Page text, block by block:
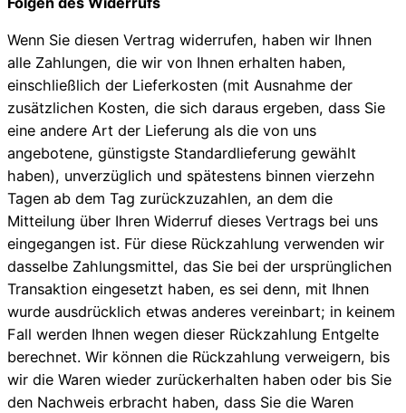
Wenn Sie diesen Vertrag widerrufen, haben wir Ihnen
alle Zahlungen, die wir von Ihnen erhalten haben,
einschließlich der Lieferkosten (mit Ausnahme der
zusätzlichen Kosten, die sich daraus ergeben, dass Sie
eine andere Art der Lieferung als die von uns
angebotene, günstigste Standardlieferung gewählt
haben), unverzüglich und spätestens binnen vierzehn
Tagen ab dem Tag zurückzuzahlen, an dem die
Mitteilung über Ihren Widerruf dieses Vertrags bei uns
eingegangen ist. Für diese Rückzahlung verwenden wir
dasselbe Zahlungsmittel, das Sie bei der ursprünglichen
Transaktion eingesetzt haben, es sei denn, mit Ihnen
wurde ausdrücklich etwas anderes vereinbart; in keinem
Fall werden Ihnen wegen dieser Rückzahlung Entgelte
berechnet. Wir können die Rückzahlung verweigern, bis
wir die Waren wieder zurückerhalten haben oder bis Sie
den Nachweis erbracht haben, dass Sie die Waren